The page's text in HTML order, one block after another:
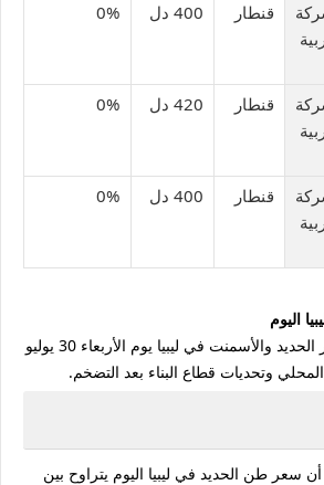
قنطار 400 دل 0%
قنطار 420 دل 0%
قنطار 400 دل 0%
اليوم
تقرير مفصل عن أسعار الحديد والأسمنت في ليبيا يوم الأربعاء 30 يوليو
أن سعر طن الحديد في ليبيا اليوم يتراوح بين